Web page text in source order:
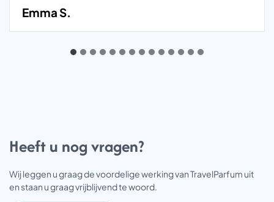
Emma S.
Heeft u nog vragen?
Wij leggen u graag de voordelige werking van TravelParfum uit
en staan u graag vrijblijvend te woord.